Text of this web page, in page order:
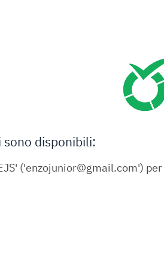
sono disponibili:
('enzojunior@gmail.com')